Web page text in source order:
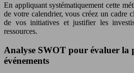
En appliquant systématiquement cette
de votre calendrier, vous créez un cadre
de vos initiatives et justifier les
ressources.
Analyse SWOT pour évaluer la
événements